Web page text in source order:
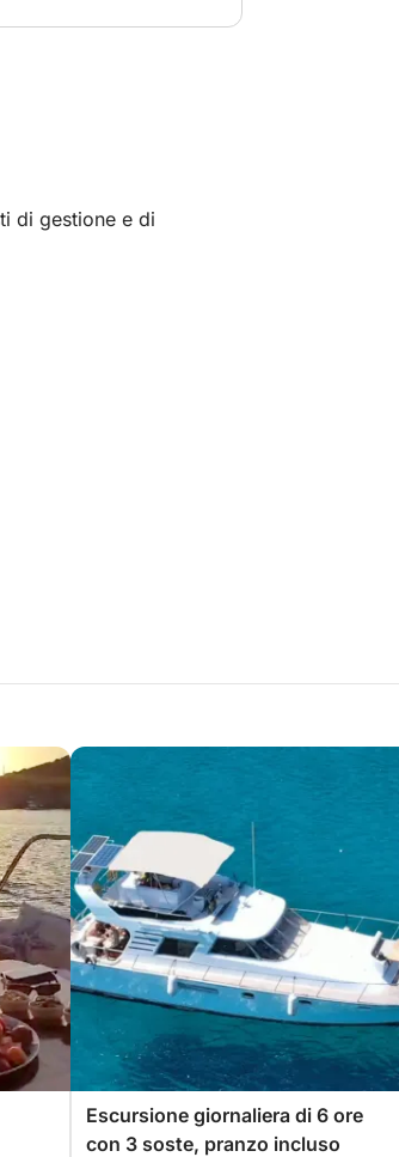
di gestione e di
Escursione giornaliera di 6 ore
con 3 soste, pranzo incluso